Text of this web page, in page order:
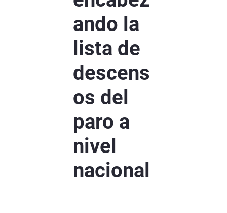
ando la
lista de
descens
os del
paro a
nivel
nacional